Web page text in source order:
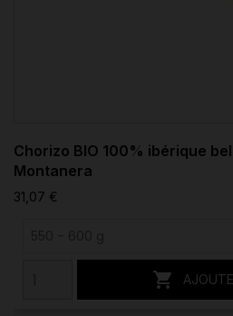
Chorizo BIO 100% ibérique
Montanera
31,07 €
